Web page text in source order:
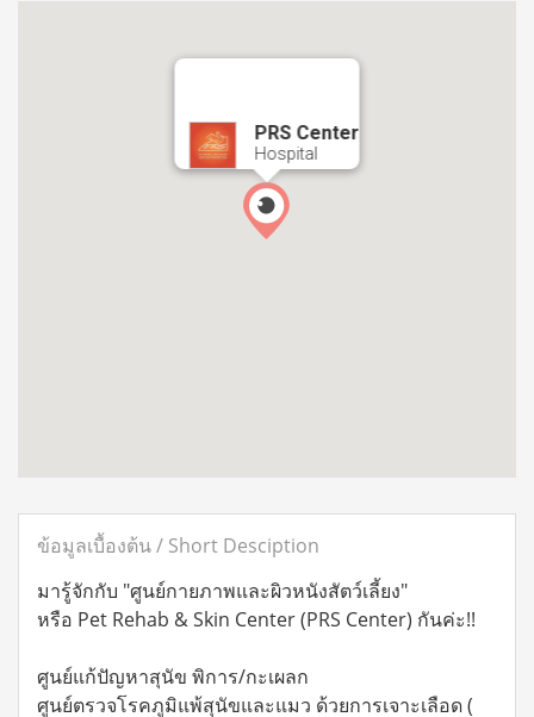
PRS Center
Hospital
ข้อมูลเบื้องต้น / Short Desciption
มารู้จักกับ "ศูนย์กายภาพและผิวหนังสัตว์เลี้ยง"
หรือ Pet Rehab & Skin Center (PRS Center) กันค่ะ!!
ศูนย์แก้ปัญหาสุนัข พิการ/กะเผลก
ศูนย์ตรวจโรคภูมิแพ้สุนัขและแมว ด้วยการเจาะเลือด (